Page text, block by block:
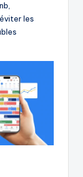
les